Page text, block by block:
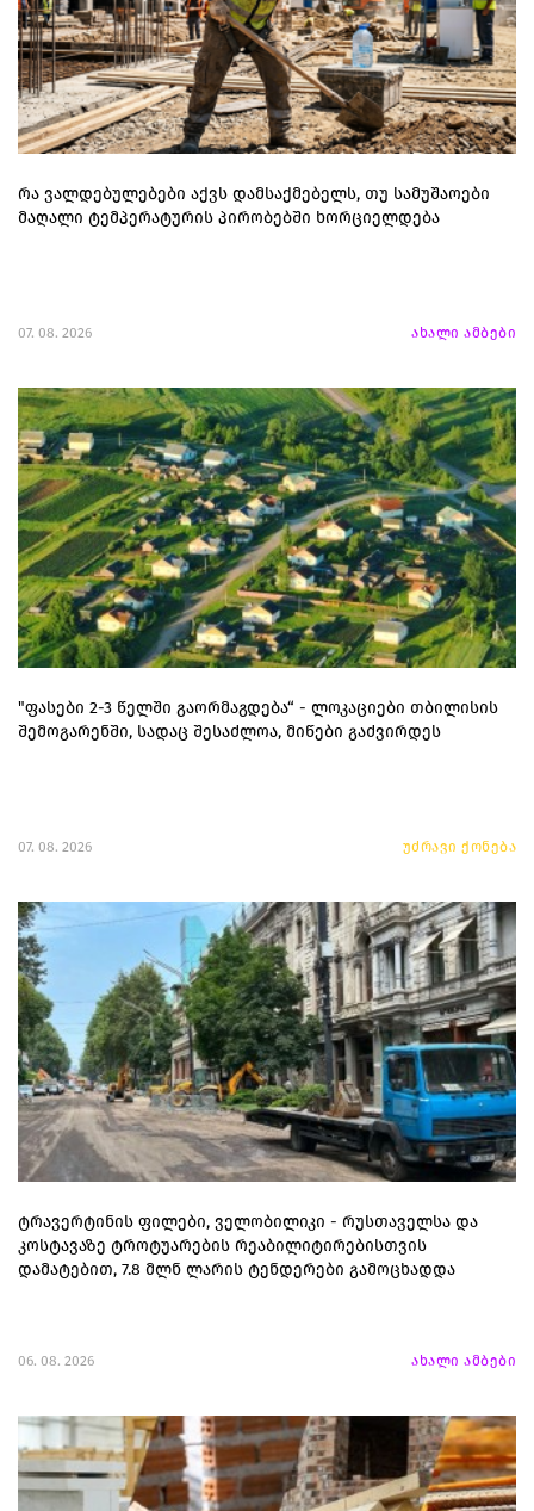
რა ვალდებულებები აქვს დამსაქმებელს, თუ სამუშაოები
მაღალი ტემპერატურის პირობებში ხორციელდება
07. 08. 2026 ახალი ამბები
"ფასები 2-3 წელში გაორმაგდება“ - ლოკაციები თბილისის
შემოგარენში, სადაც შესაძლოა, მიწები გაძვირდეს
07. 08. 2026 უძრავი ქონება
ტრავერტინის ფილები, ველობილიკი - რუსთაველსა და
კოსტავაზე ტროტუარების რეაბილიტირებისთვის
დამატებით, 7.8 მლნ ლარის ტენდერები გამოცხადდა
06. 08. 2026 ახალი ამბები